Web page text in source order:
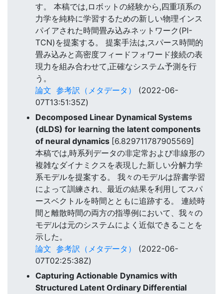
す。 本稿では,ロボットの経験から,四重項系の
力学を純粋に学習するための新しい物理インス
パイアされた時間畳み込みネットワーク(PI-
TCN)を提案する。 提案手法は,スパース時間的
畳み込みと高密度フィードフォワード接続の表
現力を組み合わせて,正確なシステム予測を行
う。
論文 参考訳（メタデータ）
(2022-06-
07T13:51:35Z)
Decomposed Linear Dynamical Systems
(dLDS) for learning the latent components
of neural dynamics [6.829711787905569]
本稿では,時系列データの非定常および非線形の
複雑なダイナミクスを表現した新しい分解力学
系モデルを提案する。 我々のモデルは辞書学習
によって訓練され、最近の結果を利用してスパ
ースベクトルを時間とともに追跡する。 連続時
間と離散時間の両方の指導例において、我々の
モデルは元のシステムによく近似できることを
示した。
論文 参考訳（メタデータ）
(2022-06-
07T02:25:38Z)
Capturing Actionable Dynamics with
Structured Latent Ordinary Differential